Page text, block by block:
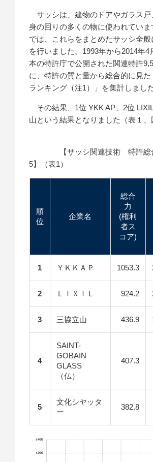
サッシは、建物のドアやガラス戸
身の回りの多くの物に使われてい
では、これらをまとめたサッシ全
を行いました。1993年から2014年4
本の特許庁で公開された関連特許
に、特許の質と量から総合的に見た
ランキング（注1）」を集計しました
その結果、1位 YKK AP、2位
山という結果となりました（表１、
【サッシ関連技術 特許総
5】（表1）
順
位
企業名
総合
力
(権利
者ス
コア)
1 ＹＫＫＡＰ 1053.3
2 ＬＩＸＩＬ 924.2
3 三協立山 436.9
4
SAINT-
GOBAIN
GLASS
（仏）
407.3
5
文化シヤッタ
ー
382.8